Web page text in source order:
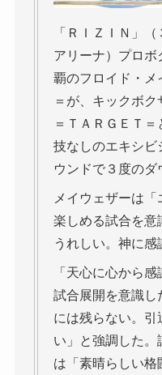
「ＲＩＺＩＮ」
アリーナ）プロボ
覇のフロイド・メ
＝が、キックボク
＝ＴＡＲＧＥＴ
技なしのエキシビ
ウンドで３度のダ
メイウェザーは「
楽しめる試合を意
うれしい。神に感
「天心に心から
試合展開を意識し
には残らない。引
い」と強調した。
は「素晴らしい格